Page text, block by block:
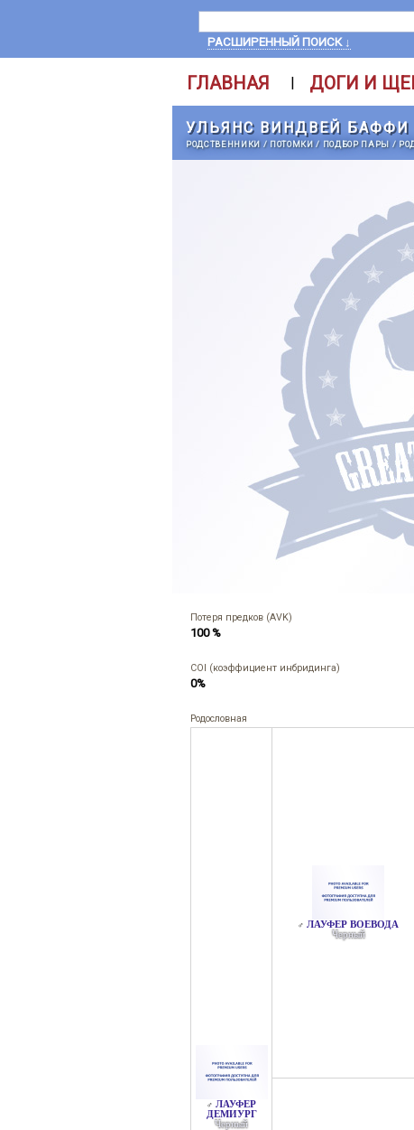
РАСШИРЕННЫЙ ПОИСК ↓
ГЛАВНАЯ | ДОГИ И
УЛЬЯНС ВИНДВЕЙ
РОДСТВЕННИКИ / ПОТОМКИ/ ПОДБОР ПАРЫ /
Потеря предков (AVK)
100 %
COI (коэффициент инбридинга)
0%
Родословная
♂ ЛАУФЕР
ДЕМИУРГ
Черный
♂ ЛАУФЕР ВОЕВОДА
Черный